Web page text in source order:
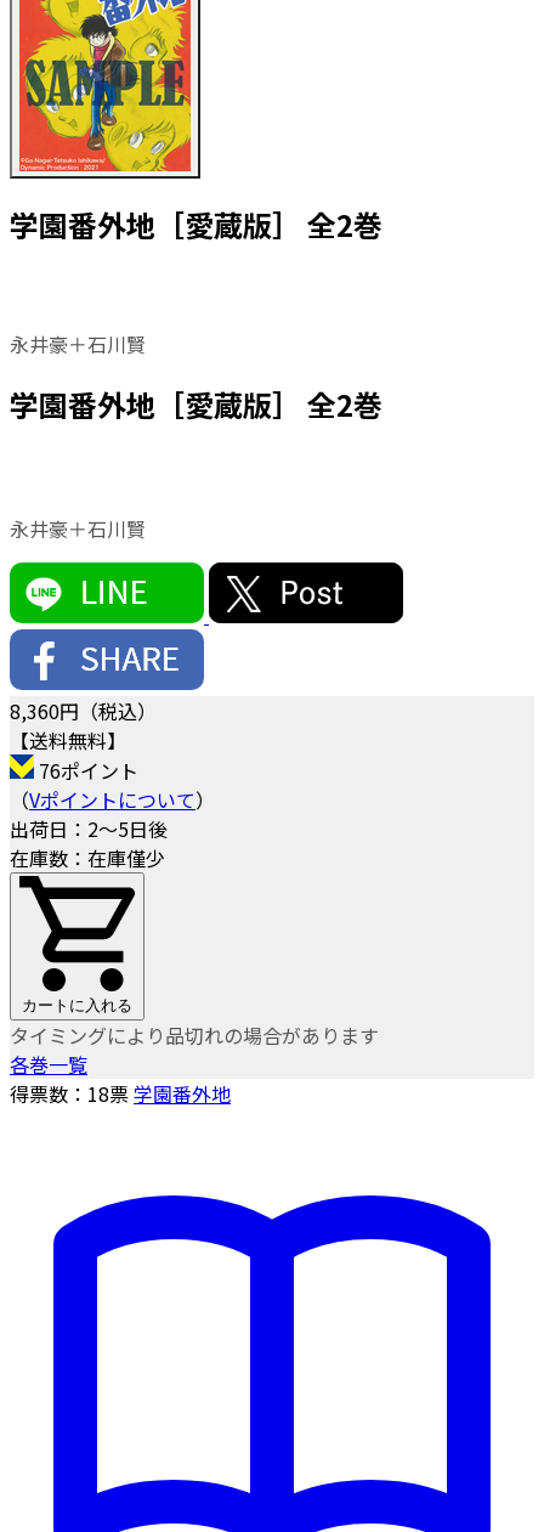
学園番外地［愛蔵版］ 全2巻
永井豪＋石川賢
学園番外地［愛蔵版］ 全2巻
永井豪＋石川賢
8,360円（税込）
【送料無料】
76ポイント
（Vポイントについて）
出荷日：2～5日後
在庫数：在庫僅少
カートに入れる
タイミングにより品切れの場合があります
各巻一覧
得票数： 18票学園番外地